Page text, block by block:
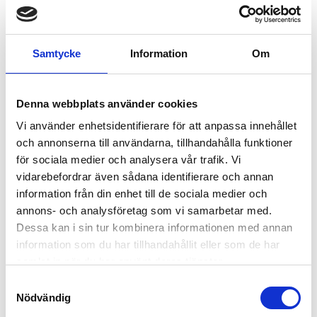
Samtycke Information Om
Denna webbplats använder cookies
Vi använder enhetsidentifierare för att anpassa innehållet
och annonserna till användarna, tillhandahålla funktioner
för sociala medier och analysera vår trafik. Vi
vidarebefordrar även sådana identifierare och annan
information från din enhet till de sociala medier och
annons- och analysföretag som vi samarbetar med.
Dessa kan i sin tur kombinera informationen med annan
information som du har tillhandahållit eller som de har
Nödvändig
Köp Doublestud beslag airline.
valfritt spännband i ringen. |
mm
60,00
Lägg till i favoriter
KÖP
SKÅPSURRNING
SPÄNNBAND
mtr med double stud för
Köp som styck vara eller 10-
195,00
INFO
RELATERADE PRODUKTER